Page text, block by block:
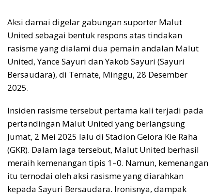
Aksi damai digelar gabungan suporter Malut
United sebagai bentuk respons atas tindakan
rasisme yang dialami dua pemain andalan Malut
United, Yance Sayuri dan Yakob Sayuri (Sayuri
Bersaudara), di Ternate, Minggu, 28 Desember
2025.
Insiden rasisme tersebut pertama kali terjadi pada
pertandingan Malut United yang berlangsung
Jumat, 2 Mei 2025 lalu di Stadion Gelora Kie Raha
(GKR). Dalam laga tersebut, Malut United berhasil
meraih kemenangan tipis 1–0. Namun, kemenangan
itu ternodai oleh aksi rasisme yang diarahkan
kepada Sayuri Bersaudara. Ironisnya, dampak